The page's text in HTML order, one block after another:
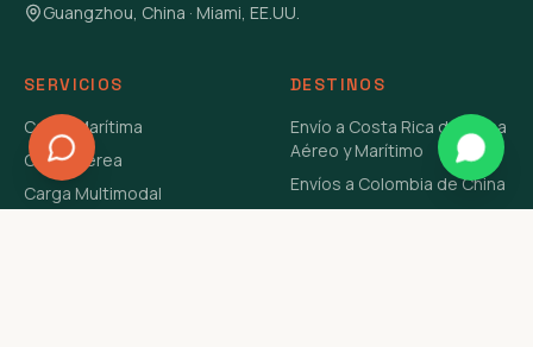
Guangzhou, China · Miami, EE.UU.
SERVICIOS
Carga Marítima
Carga Aérea
Carga Multimodal
DESTINOS
Envío a Costa Rica de China
Aéreo y Marítimo
Envíos a Colombia de China